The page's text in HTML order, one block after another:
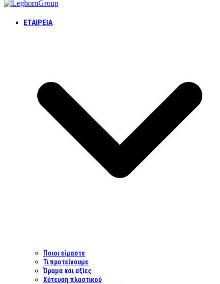
ΕΤΑΙΡΕΊΑ
Ποιοι είμαστε
Τι προτείνουμε
Όραμα και αξίες
Χύτευση πλαστικού